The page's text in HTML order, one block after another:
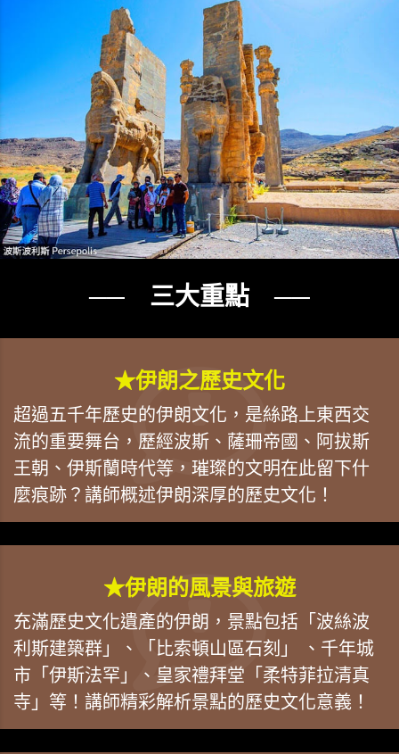
── 三大重點 ──
★伊朗之歷史文化
超過五千年歷史的伊朗文化，是絲路上東西交
流的重要舞台，歷經波斯、薩珊帝國、阿拔斯
王朝、伊斯蘭時代等，璀璨的文明在此留下什
麼痕跡？講師概述伊朗深厚的歷史文化！
★伊朗的風景與旅遊
充滿歷史文化遺產的伊朗，景點包括「波絲波
利斯建築群」、「比索頓山區石刻」 、千年城
市「伊斯法罕」、皇家禮拜堂「柔特菲拉清真
寺」等！講師精彩解析景點的歷史文化意義！